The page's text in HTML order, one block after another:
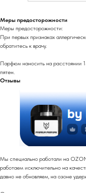
Меры предосторожности
Меры предосторожности:
При первых признаках
обратитесь к врачу.
Парфюм наносить на расстоянии
пятен.
Отзывы
Мы специально работали на
работаем исключительно на
давно не обновляем, на озоне